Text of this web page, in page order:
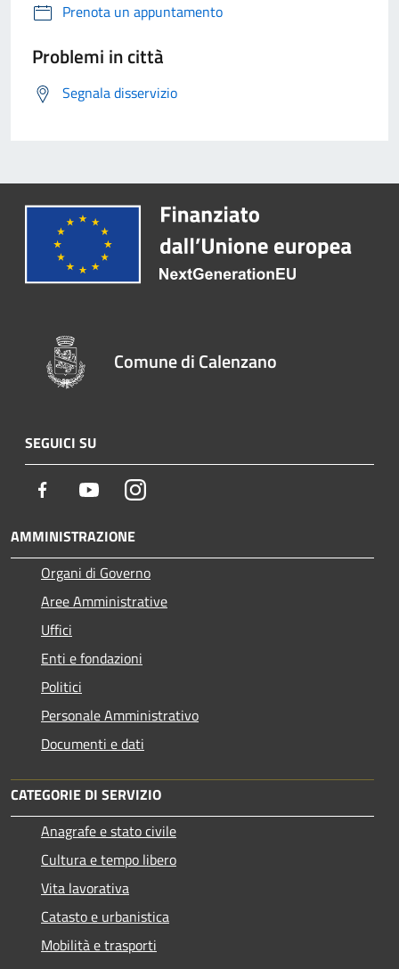
Prenota un appuntamento
Problemi in città
Segnala disservizio
Comune di Calenzano
SEGUICI SU
Facebook YoutubeInstagram
AMMINISTRAZIONE
Organi di Governo
Aree Amministrative
Uffici
Enti e fondazioni
Politici
Personale Amministrativo
Documenti e dati
CATEGORIE DI SERVIZIO
Anagrafe e stato civile
Cultura e tempo libero
Vita lavorativa
Catasto e urbanistica
Mobilità e trasporti